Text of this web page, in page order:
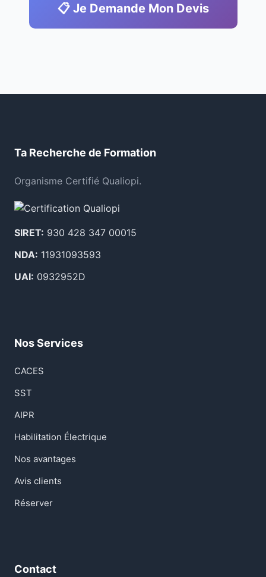
📋 Je Demande Mon Devis
Ta Recherche de Formation
Organisme Certifié Qualiopi.
SIRET: 930 428 347 00015
NDA: 11931093593
UAI: 0932952D
Nos Services
CACES
SST
AIPR
Habilitation Électrique
Nos avantages
Avis clients
Réserver
Contact